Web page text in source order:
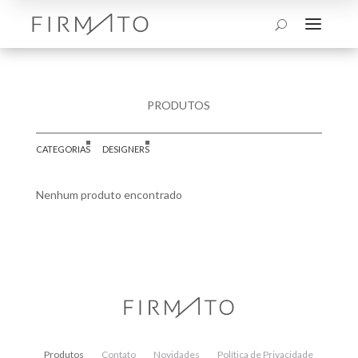
U a
PRODUTOS
CATEGORIAS DESIGNERS
Nenhum produto encontrado
Produtos Contato Novidades
Política de Privacidade